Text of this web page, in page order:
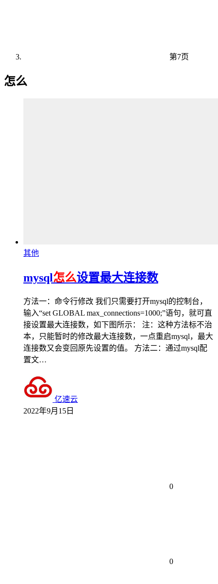
第7页
怎么
其他
mysql怎么设置最大连接数
方法一：命令行修改 我们只需要打开mysql的控制台，
输入“set GLOBAL max_connections=1000;”语句，就可直
接设置最大连接数，如下图所示： 注：这种方法标不治
本，只能暂时的修改最大连接数，一点重启mysql，最大
连接数又会变回原先设置的值。 方法二：通过mysql配
置文…
亿速云
2022年9月15日
0
0